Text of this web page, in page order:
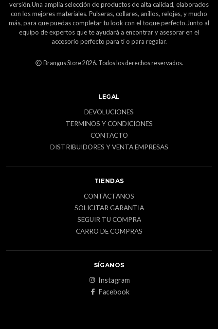
versión.Una amplia selección de productos de alta calidad, elaborados
con los mejores materiales. Pulseras, collares, anillos, relojes, y mucho
más, para que puedas completar tu look con el toque perfecto.Junto al
equipo de expertos que te ayudará a encontrar y asesorar en el
accesorio perfecto para ti o para regalar.
Brangus Store 2026. Todos los derechos reservados.
LEGAL
DEVOLUCIONES
TERMINOS Y CONDICIONES
CONTACTO
DISTRIBUIDORES Y VENTA EMPRESAS
TIENDAS
CONTÁCTANOS
SOLICITAR GARANTIA
SEGUIR TU COMPRA
CARRO DE COMPRAS
SÍGANOS
Instagram
Facebook